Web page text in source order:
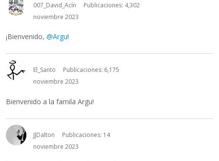
007_David_Acín
Publicaciones: 4,302
noviembre 2023
¡Bienvenido, @Argu!
El_Santo
Publicaciones: 6,175
noviembre 2023
Bienvenido a la famila Argu!
JJDalton
Publicaciones: 14
noviembre 2023